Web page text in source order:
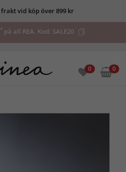
vid köp över 899 kr
*på all REA. Kod: SALE20
0 0